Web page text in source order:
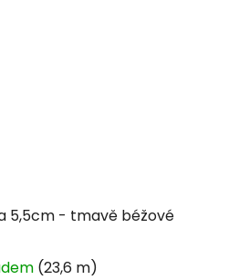
5,5cm - tmavě béžové
(23,6 m)